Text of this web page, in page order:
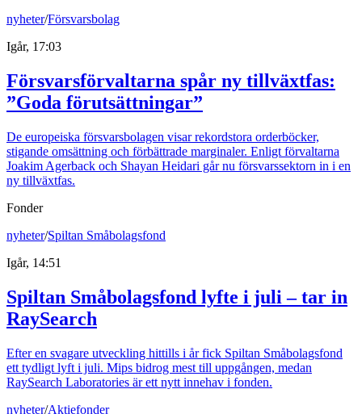
nyheter/Försvarsbolag
Igår, 17:03
Försvarsförvaltarna spår ny tillväxtfas:
”Goda förutsättningar”
De europeiska försvarsbolagen visar rekordstora orderböcker,
stigande omsättning och förbättrade marginaler. Enligt förvaltarna
Joakim Agerback och Shayan Heidari går nu försvarssektorn in i en
ny tillväxtfas.
Fonder
nyheter/Spiltan Småbolagsfond
Igår, 14:51
Spiltan Småbolagsfond lyfte i juli – tar in
RaySearch
Efter en svagare utveckling hittills i år fick Spiltan Småbolagsfond
ett tydligt lyft i juli. Mips bidrog mest till uppgången, medan
RaySearch Laboratories är ett nytt innehav i fonden.
nyheter/Aktiefonder